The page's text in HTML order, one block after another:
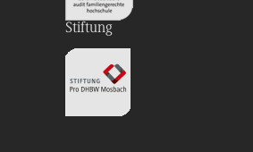
Stiftung